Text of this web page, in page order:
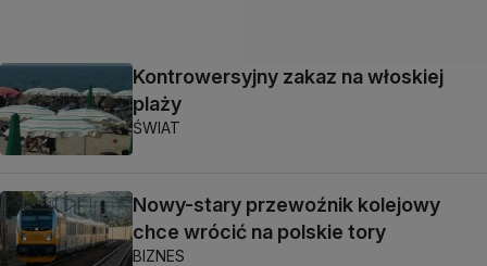
Kontrowersyjny zakaz na włoskiej
plaży
ŚWIAT
Nowy-stary przewoźnik kolejowy
chce wrócić na polskie tory
BIZNES